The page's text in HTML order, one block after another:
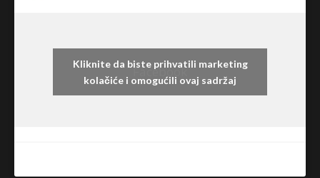
Facebook
Kliknite da biste prihvatili marketing
kolačiće i omogućili ovaj sadržaj